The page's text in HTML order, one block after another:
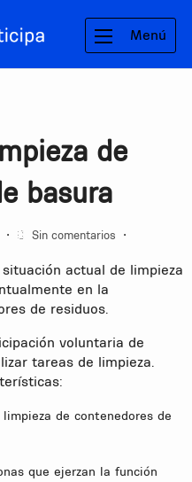
Menú
de
basura
• Sin comentarios •
actual de limpieza
en la
de residuos.
voluntaria de
tareas de limpieza.
de contenedores de
que ejerzan la función